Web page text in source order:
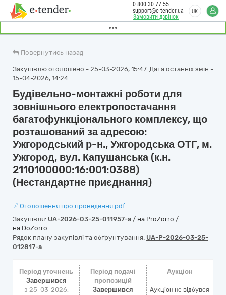
Замовити дзвінок
0 800 30 77 55
support@e-tender.ua
UK
Повернутись назад
Закупівлю оголошено - 25-03-2026, 15:47. Дата останніх змін -
15-04-2026, 14:24
Будівельно-монтажні роботи для
зовнішнього електропостачання
багатофункціонального комплексу, що
розташований за адресою:
Ужгородський р-н., Ужгородська ОТГ, м.
Ужгород, вул. Капушанська (к.н.
2110100000:16:001:0388)
(Нестандартне приєднання)
Оголошення про проведення.pdf
Закупівля: UA-2026-03-25-011957-a / на ProZorro /
на DoZorro
Рядок плану закупівлі та обґрунтування: UA-P-2026-03-25-
012817-a
Період уточнень
Завершився
з 25-03-2026,
Період подачі
пропозицій
Завершився
Аукціон
Аукціон не відбувся